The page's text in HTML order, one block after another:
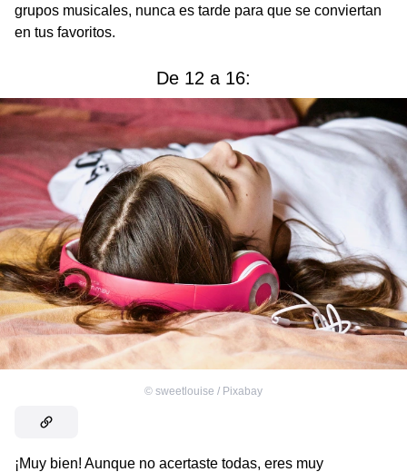
grupos musicales, nunca es tarde para que se conviertan
en tus favoritos.
De 12 a 16:
© sweetlouise / Pixabay
¡Muy bien! Aunque no acertaste todas, eres muy